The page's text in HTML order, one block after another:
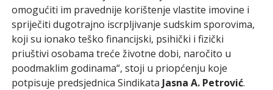
omogućiti im pravednije korištenje vlastite imovine i
spriječiti dugotrajno iscrpljivanje sudskim sporovima,
koji su ionako teško financijski, psihički i fizički
priuštivi osobama treće životne dobi, naročito u
poodmaklim godinama“, stoji u priopćenju koje
potpisuje predsjednica Sindikata Jasna A. Petrović.